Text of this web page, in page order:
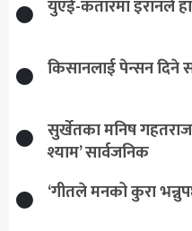
युएई-कतारमा इरानले
किसानलाई पेन्सन दिने
सुर्खेतका मनिष
श्याम’ सार्वजनिक
‘गीतले मनको कुरा